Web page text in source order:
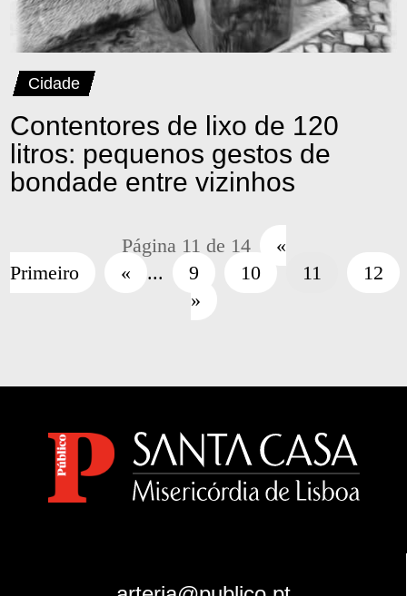
Contentores de lixo de 120
litros: pequenos gestos de
bondade entre vizinhos
Cidade
Página 11 de 14
«
Primeiro
« ... 9 10 11
12
»